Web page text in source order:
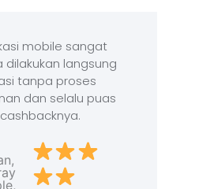
mobile sangat
langsung
tanpa proses
dan selalu puas